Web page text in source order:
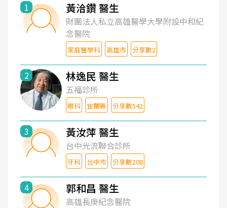
1 黃洽鑽 醫生
財團法人私立高雄醫學大學附設中和紀
念醫院
家庭醫學科 高雄市 分享數2
2 林逸民 醫生
五福診所
眼科 宜蘭縣 分享數542
3 黃汝萍 醫生
台中光流聯合診所
牙科 台中市 分享數208
4 郭和昌 醫生
高雄長庚紀念醫院